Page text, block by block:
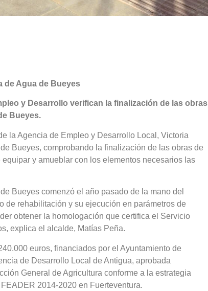
de Agua de Bueyes
y Desarrollo verifican la finalización de las obras
Bueyes.
la Agencia de Empleo y Desarrollo Local, Victoria
Bueyes, comprobando la finalización de las obras de
y amueblar con los elementos necesarios las
Bueyes comenzó el año pasado de la mano del
de rehabilitación y su ejecución en parámetros de
obtener la homologación que certifica el Servicio
explica el alcalde, Matías Peña.
euros, financiados por el Ayuntamiento de
de Desarrollo Local de Antigua, aprobada
General de Agricultura conforme a la estrategia
2014-2020 en Fuerteventura.